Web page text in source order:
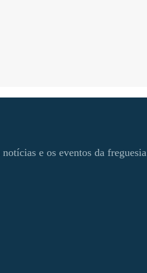
e os eventos da freguesia